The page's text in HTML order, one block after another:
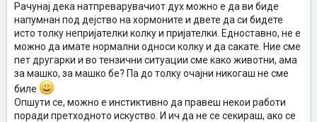
Рачунај дека натпреварувачиот дух можно е да ви биде
напумнан под дејство на хормоните и двете да си бидете
исто толку непријателки колку и пријателки. Едноставно, не е
можно да имате нормални односи колку и да сакате. Ние сме
пет другарки и во тензични ситуации сме како животни, ама
за машко, за машко бе? Па до толку очајни никогаш не сме
биле
Опшути се, можно е инстиктивно да правеш некои работи
поради претходното искуство. И ич да не се секираш, ако се